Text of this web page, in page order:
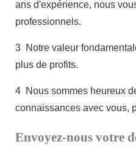
ans d'expérience, nous
professionnels.
3 Notre valeur
plus de profits.
4 Nous sommes heureux
connaissances avec vous,
Envoyez-nous votre